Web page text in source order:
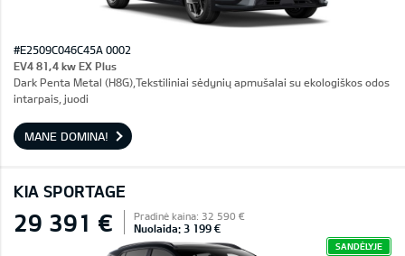
#E2509C046C45A 0002
EV4 81,4 kw EX Plus
Dark Penta Metal (H8G),Tekstiliniai sėdynių apmušalai su ekologiškos odos
intarpais, juodi
MANE DOMINA!
KIA SPORTAGE
29 391 € Pradinė kaina: 32 590 €
Nuolaida: 3 199 €
SANDĖLYJE